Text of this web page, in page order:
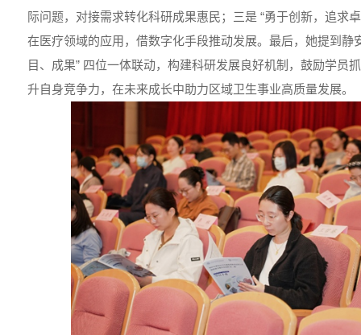
际问题，对接需求转化科研成果惠民；三是 “勇于创新，追求
在医疗领域的应用，借数字化手段推动发展。最后，她提到静
目、成果” 四位一体联动，构建科研发展良好机制，鼓励学员
升自身竞争力，在未来成长中助力区域卫生事业高质量发展。